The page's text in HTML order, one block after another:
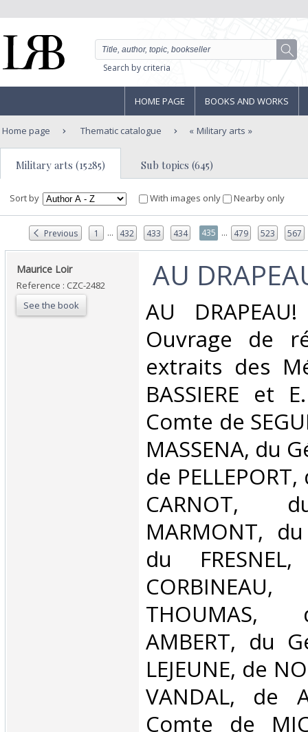
Search by criteria
HOME PAGE BOOKS AND WORKS
Home page Thematic catalogue Military arts
Military arts (15285) Sub topics (645)
Sort by With images only Nearby only
Previous 1 ... 432 433 434 435 ... 479 523 567
‎Maurice Loir‎
Reference : CZC-2482
See the book
AU
‎AU
Ouvrage de
extraits des
BASSIERE et
Comte de
MASSENA, du
de
CARNOT,
MARMONT,
du
AMBERT, du
LEJEUNE, de
VANDAL, de
Comte de